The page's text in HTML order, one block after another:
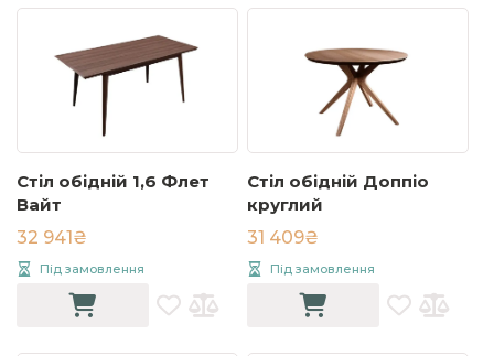
Стіл обідній 1,6 Флет
Вайт
32 941₴
Під замовлення
Стіл обідній Доппіо
круглий
31 409₴
Під замовлення